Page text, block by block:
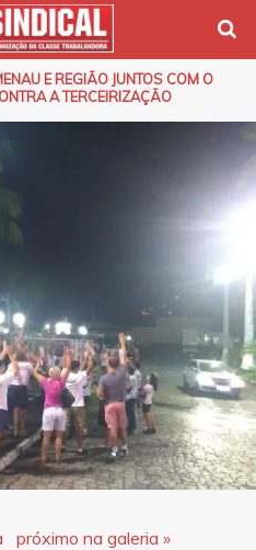
E REGIÃO JUNTOS COM O
A TERCEIRIZAÇÃO
próximo na galeria »